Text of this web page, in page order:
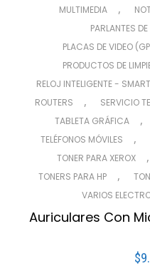
MULTIMEDIA ,
PARLANTES
PLACAS DE VIDEO
PRODUCTOS DE
RELOJ INTELIGENTE -
ROUTERS , SERVICIO
TABLETA GRÁFICA ,
TELÉFONOS MÓVILES ,
TONER PARA XEROX ,
TONERS PARA HP ,
VARIOS
Auriculares Con
$